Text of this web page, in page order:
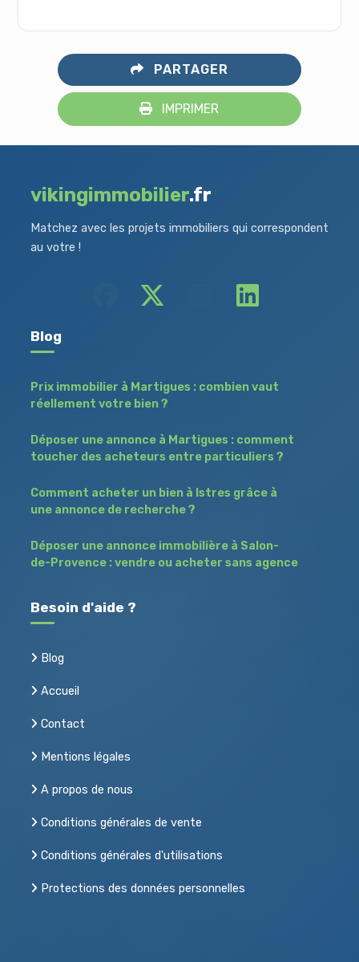
PARTAGER
IMPRIMER
vikingimmobilier.fr
Matchez avec les projets immobiliers qui correspondent
au votre !
Blog
Prix immobilier à Martigues : combien vaut
réellement votre bien ?
Déposer une annonce à Martigues : comment
toucher des acheteurs entre particuliers ?
Comment acheter un bien à Istres grâce à
une annonce de recherche ?
Déposer une annonce immobilière à Salon-
de-Provence : vendre ou acheter sans agence
Besoin d'aide ?
Blog
Accueil
Contact
Mentions légales
A propos de nous
Conditions générales de vente
Conditions générales d'utilisations
Protections des données personnelles